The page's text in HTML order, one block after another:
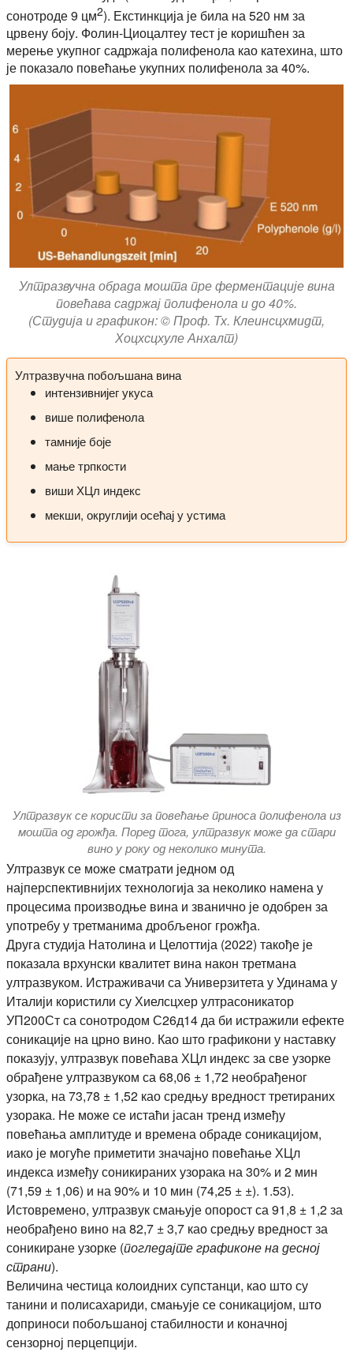
сонотроде 9 цм2). Екстинкција је била на 520 нм за
црвену боју. Фолин-Циоцалтеу тест је коришћен за
мерење укупног садржаја полифенола као катехина, што
је показало повећање укупних полифенола за 40%.
Ултразвучна обрада мошта пре ферментације вина
повећава садржај полифенола и до 40%.
(Студија и графикон: © Проф. Тх. Клеинсцхмидт,
Хоцхсцхуле Анхалт)
Ултразвучна побољшана вина
интензивнијег укуса
више полифенола
тамније боје
мање трпкости
виши ХЦл индекс
мекши, округлији осећај у устима
Ултразвук се користи за повећање приноса полифенола из
мошта од грожђа. Поред тога, ултразвук може да стари
вино у року од неколико минута.
Ултразвук се може сматрати једном од
најперспективнијих технологија за неколико намена у
процесима производње вина и званично је одобрен за
употребу у третманима дробљеног грожђа.
Друга студија Натолина и Целоттија (2022) такође је
показала врхунски квалитет вина након третмана
ултразвуком. Истраживачи са Универзитета у Удинама у
Италији користили су Хиелсцхер ултрасоникатор
УП200Ст са сонотродом С26д14 да би истражили ефекте
соникације на црно вино. Као што графикони у наставку
показују, ултразвук повећава ХЦл индекс за све узорке
обрађене ултразвуком са 68,06 ± 1,72 необрађеног
узорка, на 73,78 ± 1,52 као средњу вредност третираних
узорака. Не може се истаћи јасан тренд између
повећања амплитуде и времена обраде соникацијом,
иако је могуће приметити значајно повећање ХЦл
индекса између соникираних узорака на 30% и 2 мин
(71,59 ± 1,06) и на 90% и 10 мин (74,25 ± ±). 1.53).
Истовремено, ултразвук смањује опорост са 91,8 ± 1,2 за
необрађено вино на 82,7 ± 3,7 као средњу вредност за
соникиране узорке (погледајте графиконе на десној
страни).
Величина честица колоидних супстанци, као што су
танини и полисахариди, смањује се соникацијом, што
доприноси побољшаној стабилности и коначној
сензорној перцепцији.